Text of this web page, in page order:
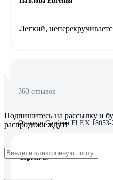
Легкий,
360 отзывов
Отзыв о Gardena FLEX
Сергей С.
Подпишитесь на рассылку и
распродажи ждут!